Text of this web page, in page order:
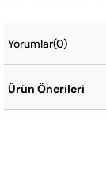
Yorumlar(0)
Ürün Önerileri